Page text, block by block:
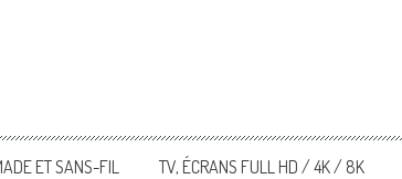
ET SANS-FIL TV, ÉCRANS FULL HD / 4K / 8K